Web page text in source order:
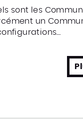
sont les
un